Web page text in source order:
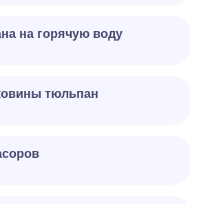
на горячую воду
тюльпан